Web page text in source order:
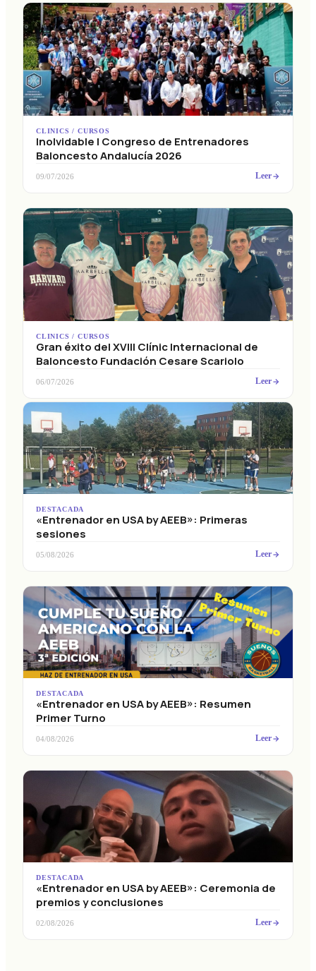
CLINICS / CURSOS
Inolvidable I Congreso de Entrenadores
Baloncesto Andalucía 2026
09/07/2026 Leer
CLINICS / CURSOS
Gran éxito del XVIII Clínic Internacional de
Baloncesto Fundación Cesare Scariolo
06/07/2026 Leer
DESTACADA
«Entrenador en USA by AEEB»: Primeras
sesiones
05/08/2026 Leer
DESTACADA
«Entrenador en USA by AEEB»: Resumen
Primer Turno
04/08/2026 Leer
DESTACADA
«Entrenador en USA by AEEB»: Ceremonia de
premios y conclusiones
02/08/2026 Leer